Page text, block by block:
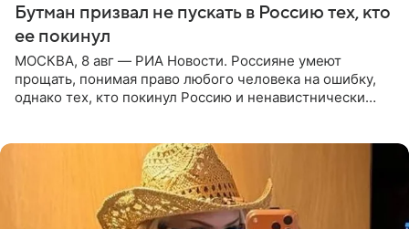
Бутман призвал не пускать в Россию тех, кто
ее покинул
МОСКВА, 8 авг — РИА Новости. Россияне умеют
прощать, понимая право любого человека на ошибку,
однако тех, кто покинул Россию и ненавистнически